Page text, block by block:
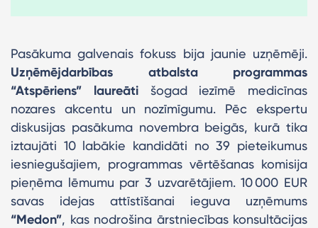
Pasākuma galvenais fokuss bija jaunie uzņēmēji.
Uzņēmējdarbības atbalsta programmas
“Atspēriens” laureāti šogad iezīmē medicīnas
nozares akcentu un nozīmīgumu. Pēc ekspertu
diskusijas pasākuma novembra beigās, kurā tika
iztaujāti 10 labākie kandidāti no 39 pieteikumus
iesniegušajiem, programmas vērtēšanas komisija
pieņēma lēmumu par 3 uzvarētājiem. 10 000 EUR
savas idejas attīstīšanai ieguva uzņēmums
“Medon”, kas nodrošina ārstniecības konsultācijas